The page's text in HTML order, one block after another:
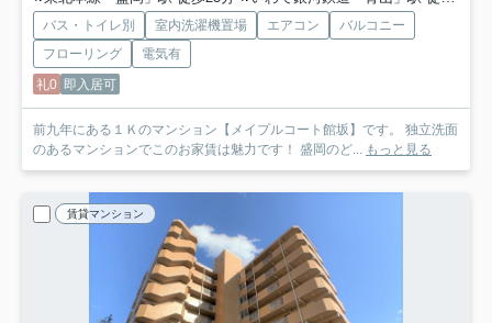
バス・トイレ別 室内洗濯機置場 エアコン
バルコニー
フローリング
電気有
礼0 即入居可
前九年にある１Ｋのマンション【メイプルコート館坂】です。 独立洗面
のあるマンションでこのお家賃は魅力です！ 盛岡のど... もっと見る
賃貸マンション